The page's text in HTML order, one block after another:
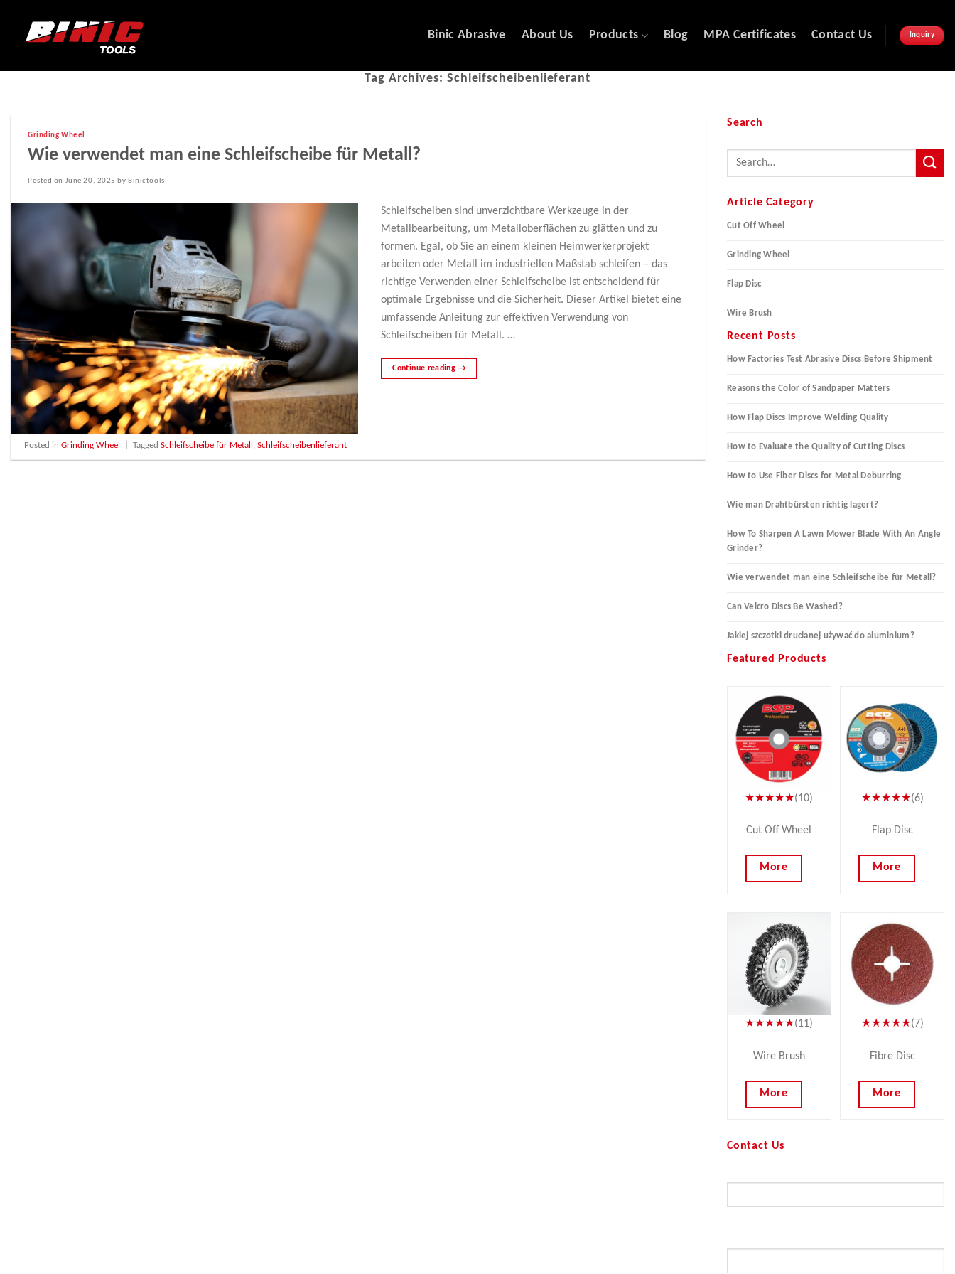
Binic Abrasive About Us Products Blog MPA Certificates Contact Us Inquiry
Tag Archives: Schleifscheibenlieferant
Grinding Wheel
Wie verwendet man eine Schleifscheibe für Metall?
Posted on June 20, 2025 by Binictools
Schleifscheiben sind unverzichtbare Werkzeuge in der
Metallbearbeitung, um Metalloberflächen zu glätten und zu
formen. Egal, ob Sie an einem kleinen Heimwerkerprojekt
arbeiten oder Metall im industriellen Maßstab schleifen – das
richtige Verwenden einer Schleifscheibe ist entscheidend für
optimale Ergebnisse und die Sicherheit. Dieser Artikel bietet eine
umfassende Anleitung zur effektiven Verwendung von
Schleifscheiben für Metall. …
Continue reading →
Posted inGrinding Wheel TaggedSchleifscheibe für Metall ,Schleifscheibenlieferant
Search
Article Category
Cut Off Wheel
Grinding Wheel
Flap Disc
Wire Brush
Recent Posts
How Factories Test Abrasive Discs Before Shipment
Reasons the Color of Sandpaper Matters
How Flap Discs Improve Welding Quality
How to Evaluate the Quality of Cutting Discs
How to Use Fiber Discs for Metal Deburring
Wie man Drahtbürsten richtig lagert?
How To Sharpen A Lawn Mower Blade With An Angle
Grinder?
Wie verwendet man eine Schleifscheibe für Metall?
Can Velcro Discs Be Washed?
Jakiej szczotki drucianej używać do aluminium?
Featured Products
★★★★★(10)
Cut Off Wheel
More
★★★★★(6)
Flap Disc
More
★★★★★(11)
Wire Brush
More
★★★★★(7)
Fibre Disc
More
Contact Us